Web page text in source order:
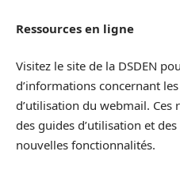
Ressources en ligne
Visitez le site de la DSDEN
d’informations concernant
d’utilisation du webmail. Ces
des guides d’utilisation et
nouvelles fonctionnalités.